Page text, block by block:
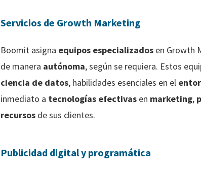
Servicios de Growth Marketing
Boomit asigna equipos especializados en Growth
de manera autónoma, según se requiera. Estos
ciencia de datos, habilidades esenciales en el
inmediato a tecnologías efectivas en marketing,
recursos de sus clientes.
Publicidad digital y programática